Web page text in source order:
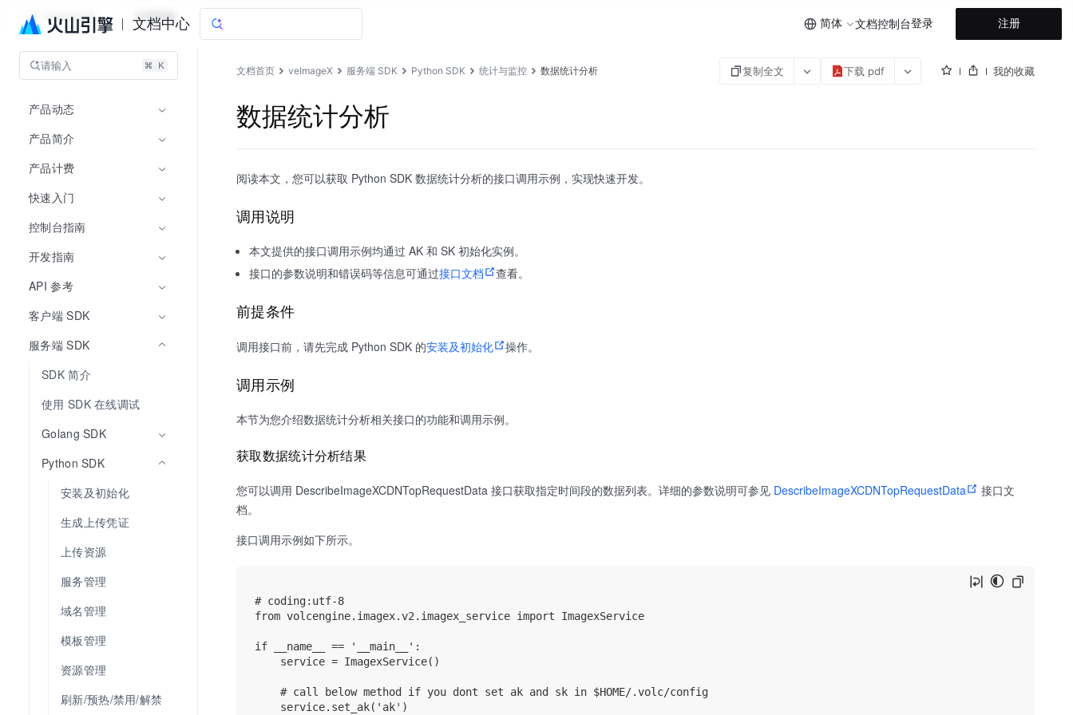
文档中心 简体 文档控制台登录 注册
veImageX 文档指南
请输入
产品动态
产品简介
产品计费
快速入门
控制台指南
开发指南
API 参考
客户端 SDK
服务端 SDK
SDK 简介
使用 SDK 在线调试
Golang SDK
Python SDK
安装及初始化
生成上传凭证
上传资源
服务管理
域名管理
模板管理
资源管理
刷新/预热/禁用/解禁
文档首页 veImageX 服务端 SDK Python SDK 统计与监控 数据统计分析 复制全文 下载 pdf 我的收藏
数据统计分析
阅读本文，您可以获取 Python SDK 数据统计分析的接口调用示例，实现快速开发。
调用说明
本文提供的接口调用示例均通过 AK 和 SK 初始化实例。
接口的参数说明和错误码等信息可通过接口文档 查看。
前提条件
调用接口前，请先完成 Python SDK 的安装及初始化 操作。
调用示例
本节为您介绍数据统计分析相关接口的功能和调用示例。
获取数据统计分析结果
您可以调用 DescribeImageXCDNTopRequestData 接口获取指定时间段的数据列表。详细的参数说明可参见 DescribeImageXCDNTopRequestData
接口文
档。
接口调用示例如下所示。
# coding:utf-8
from volcengine.imagex.v2.imagex_service import ImagexService
if __name__ == '__main__':
    service = ImagexService()
    # call below method if you dont set ak and sk in $HOME/.volc/config
    service.set_ak('ak')